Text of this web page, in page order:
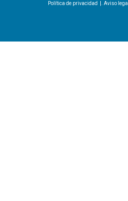
Política de privacidad Aviso legal